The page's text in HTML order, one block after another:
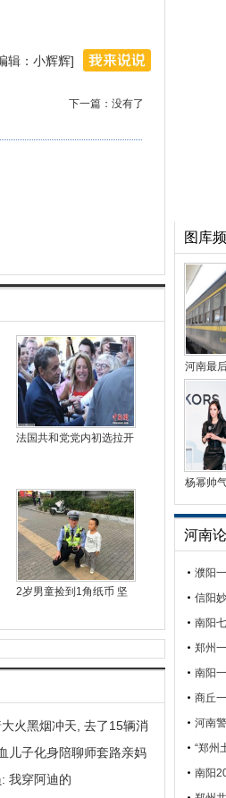
辑：小辉辉]
下一篇：没有了
法国共和党党内初选拉开
2岁男童捡到1角纸币 坚
大火黑烟冲天, 去了15辆消
儿子化身陪聊师套路亲妈
我穿阿迪的
图库
河南最
杨幂帅
河南
濮阳
信阳
南阳
郑州
南阳
商丘
河南
“郑州
南阳